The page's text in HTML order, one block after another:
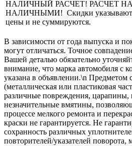
НАЛИЧНЫЙ РАСЧЕТ! РАСЧЕТ
НАЛИЧНЫМИ! Скидки
цены и не суммируются.
В зависимости от года выпуска и
могут отличаться. Точное
Вашей деталью обязательно
внимание, что марка автомобиля с
указана в объявлении.\n Предметом
(металлическая или пластиковая
различные повреждения, царапины,
незначительные вмятины,
процессе мелкого ремонта и
краски не гарантируется. Не
сохранность различных
повторителей/указателей поворота,